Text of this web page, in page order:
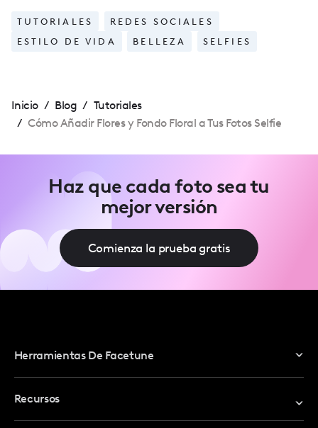
TUTORIALES
REDES SOCIALES
ESTILO DE VIDA
BELLEZA SELFIES
Inicio / Blog / Tutoriales
/ Cómo Añadir Flores y Fondo Floral a Tus Fotos Selfie
Haz que cada foto sea tu
mejor versión
Comienza la prueba gratis
Herramientas De Facetune
Recursos